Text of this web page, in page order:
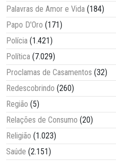
Palavras de Amor e Vida (184)
Papo D'Oro (171)
Polícia (1.421)
Política (7.029)
Proclamas de Casamentos (32)
Redescobrindo (260)
Região (5)
Relações de Consumo (20)
Religião (1.023)
Saúde (2.151)